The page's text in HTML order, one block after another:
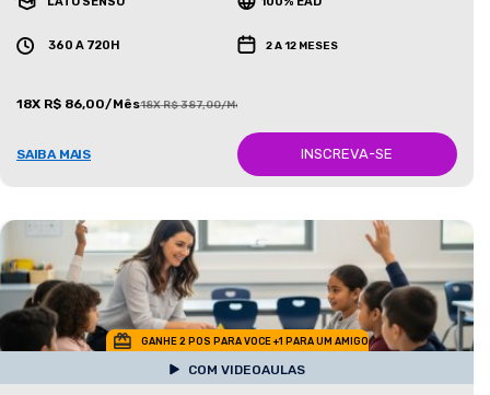
360 A 720H 2 A 12 MESES
18X R$ 86,00/Mês18X R$ 387,00/Mês
SAIBA MAIS INSCREVA-SE
GANHE 2 POS PARA VOCE +1 PARA UM AMIGO
COM VIDEOAULAS